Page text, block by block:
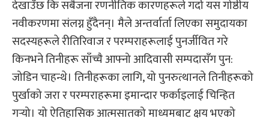
देखाउँछ कि सबैजना रणनीतिक कारणहरूले गर्दा यस गोष्ठीय
नवीकरणमा संलग्न हुँदैनन्। मैले अन्तर्वार्ता लिएका समुदायका
सदस्यहरूले रीतिरिवाज र परम्पराहरूलाई पुनर्जीवित गरे
किनभने तिनीहरू साँच्चै आफ्नो आदिवासी सम्पदासँग पुन:
जोडिन चाहन्थे। तिनीहरूका लागि, यो पुनरुत्थानले तिनीहरूको
पुर्खाको जरा र परम्पराहरूमा इमान्दार फर्काइलाई चिन्हित
गर्‍यो। यो ऐतिहासिक आत्मसातको माध्यमबाट क्षय भएको